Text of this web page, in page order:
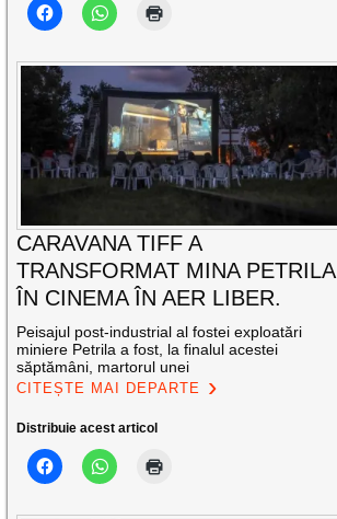
CARAVANA TIFF A
TRANSFORMAT MINA PETRILA
ÎN CINEMA ÎN AER LIBER.
Peisajul post-industrial al fostei exploatări
miniere Petrila a fost, la finalul acestei
săptămâni, martorul unei
CITEȘTE MAI DEPARTE
Distribuie acest articol